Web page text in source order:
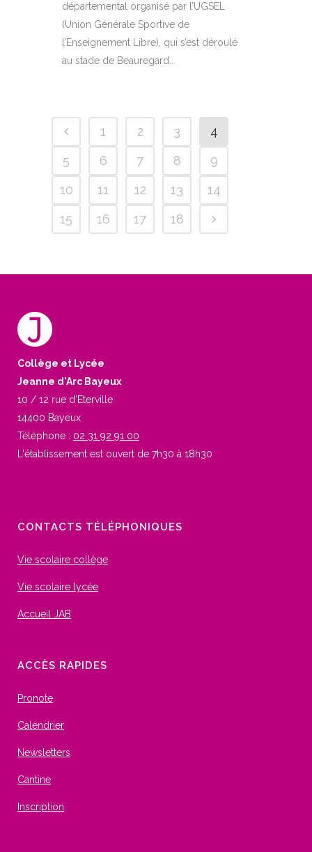
départemental organisé par l’UGSEL
(Union Générale Sportive de
l’Enseignement Libre), qui s’est déroulé
au stade de Beauregard...
1 2 3
4
5
6 7 8
9
10
11 12 13
14
15
16 17 18
Collège et Lycée
Jeanne d'Arc Bayeux
10 / 12 rue d'Eterville
14400 Bayeux
Téléphone : 02 31 92 91 00
L'établissement est ouvert de 7h30 à 18h30
CONTACTS TÉLÉPHONIQUES
Vie scolaire collège
Vie scolaire lycée
Accueil JAB
ACCÈS RAPIDES
Pronote
Calendrier
Newsletters
Cantine
Inscription